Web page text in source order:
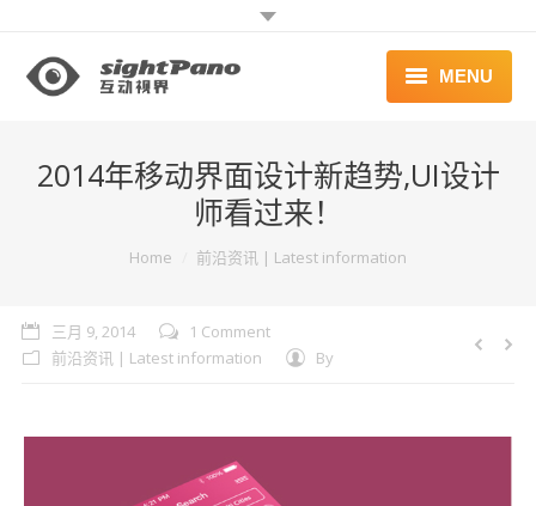
MENU
案例 | WORKS
联系 | CONTACT
2014年移动界面设计新趋势,UI设计
师看过来！
Home 前沿资讯 | Latest information
三月 9, 2014
1 Comment
前沿资讯 | Latest information
By